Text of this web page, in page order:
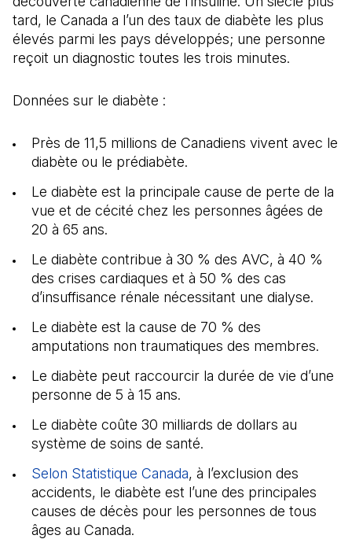
tard, le Canada a l’un des taux de diabète les plus
élevés parmi les pays développés; une personne
reçoit un diagnostic toutes les trois minutes.
Données sur le diabète :
Près de 11,5 millions de Canadiens vivent avec le
diabète ou le prédiabète.
Le diabète est la principale cause de perte de la
vue et de cécité chez les personnes âgées de
20 à 65 ans.
Le diabète contribue à 30 % des AVC, à 40 %
des crises cardiaques et à 50 % des cas
d’insuffisance rénale nécessitant une dialyse.
Le diabète est la cause de 70 % des
amputations non traumatiques des membres.
Le diabète peut raccourcir la durée de vie d’une
personne de 5 à 15 ans.
Le diabète coûte 30 milliards de dollars au
système de soins de santé.
Selon Statistique Canada(Il s'ouvre dans un
, à l’exclusion des
accidents, le diabète est l’une des principales
causes de décès pour les personnes de tous
âges au Canada.